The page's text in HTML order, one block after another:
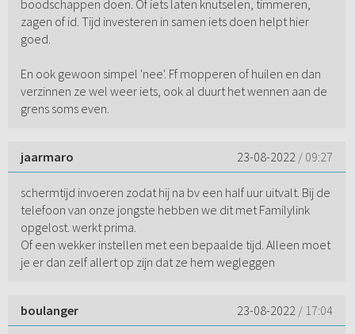
boodschappen doen. Of iets laten knutselen, timmeren,
zagen of id. Tijd investeren in samen iets doen helpt hier
goed.
En ook gewoon simpel 'nee'. Ff mopperen of huilen en dan
verzinnen ze wel weer iets, ook al duurt het wennen aan de
grens soms even.
jaarmaro 23-08-2022 / 09:27
schermtijd invoeren zodat hij na bv een half uur uitvalt. Bij de
telefoon van onze jongste hebben we dit met Familylink
opgelost. werkt prima.
Of een wekker instellen met een bepaalde tijd. Alleen moet
je er dan zelf allert op zijn dat ze hem wegleggen
boulanger 23-08-2022 / 17:04